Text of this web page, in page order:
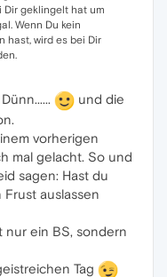
Dir geklingelt hat um
Wenn Du kein
hast, wird es bei Dir
und die
vorherigen
mal gelacht. So und
sagen: Hast du
auslassen
nur ein BS, sondern
Tag